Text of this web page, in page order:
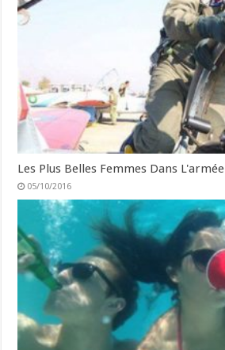
Les Plus Belles Femmes Dans L'armée
05/10/2016